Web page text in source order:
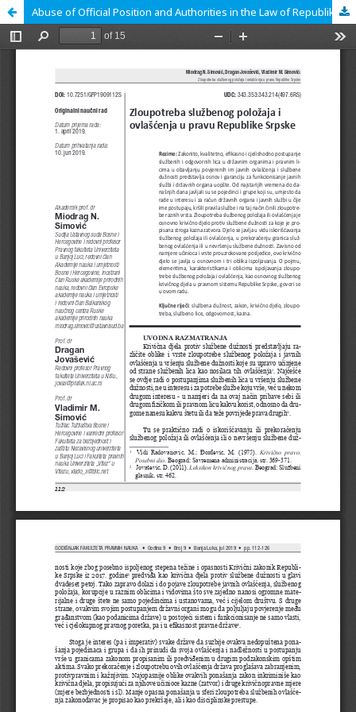
Abuse of Official Position and Authorities in the Law of Republika Srpska // Zloupotreba službenog položaja i ovlašćenja u pravu Republike Srpske